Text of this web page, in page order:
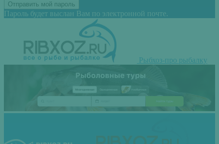
Пароль будет выслан Вам по электронной почте.
Рыбхоз-про рыбалку